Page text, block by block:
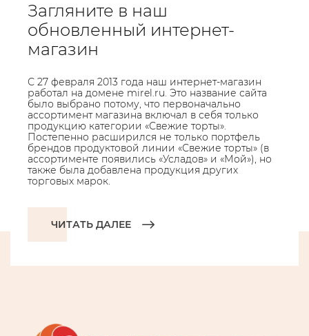
Загляните в наш
обновленный интернет-
магазин
С 27 февраля 2013 года наш интернет-магазин
работал на домене mirel.ru. Это название сайта
было выбрано потому, что первоначально
ассортимент магазина включал в себя только
продукцию категории «Свежие торты».
Постепенно расширился не только портфель
брендов продуктовой линии «Свежие торты» (в
ассортименте появились «Усладов» и «Мой»), но
также была добавлена продукция других
торговых марок.
ЧИТАТЬ ДАЛЕЕ